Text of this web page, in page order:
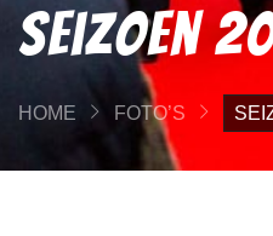
Seizoen
HOME FOTO’S